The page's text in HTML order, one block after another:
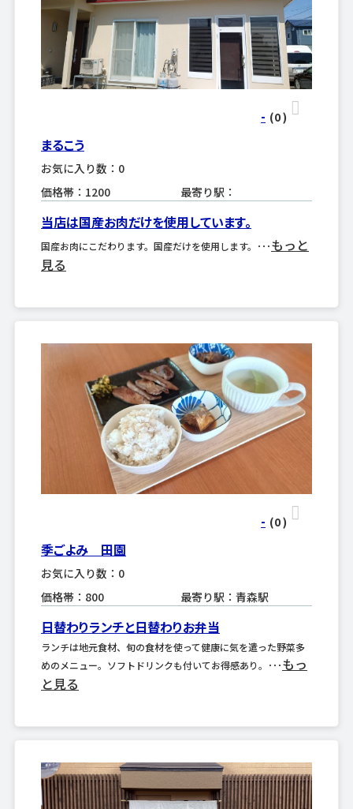
まるこう
お気に入り数：0
価格帯：1200
最寄り駅：
- (0)
当店は国産お肉だけを使用しています。
国産お肉にこだわります。国産だけを使用します。･･･もっと
見る
季ごよみ 田園
お気に入り数：0
価格帯：800
最寄り駅：青森駅
- (0)
日替わりランチと日替わりお弁当
ランチは地元食材、旬の食材を使って健康に気を遣った野菜多
めのメニュー。ソフトドリンクも付いてお得感あり。･･･もっ
と見る